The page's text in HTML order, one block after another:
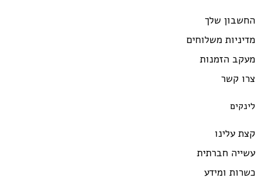
החשבון שלך
מדיניות משלוחים
מעקב הזמנות
צרו קשר
לינקים
קצת עלינו
עשייה חברתית
כשרות ומידע